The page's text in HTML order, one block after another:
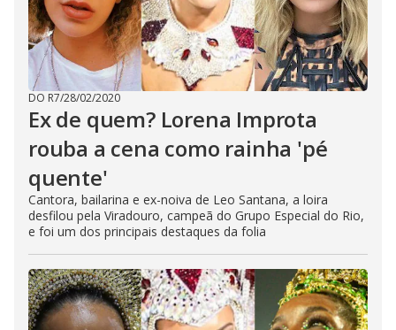
DO R7/28/02/2020
Ex de quem? Lorena Improta
rouba a cena como rainha 'pé
quente'
Cantora, bailarina e ex-noiva de Leo Santana, a loira
desfilou pela Viradouro, campeã do Grupo Especial do Rio,
e foi um dos principais destaques da folia